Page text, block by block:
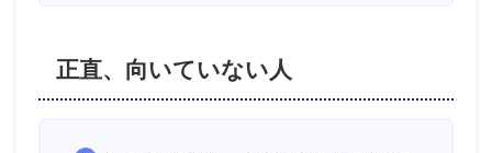
正直、向いていない人